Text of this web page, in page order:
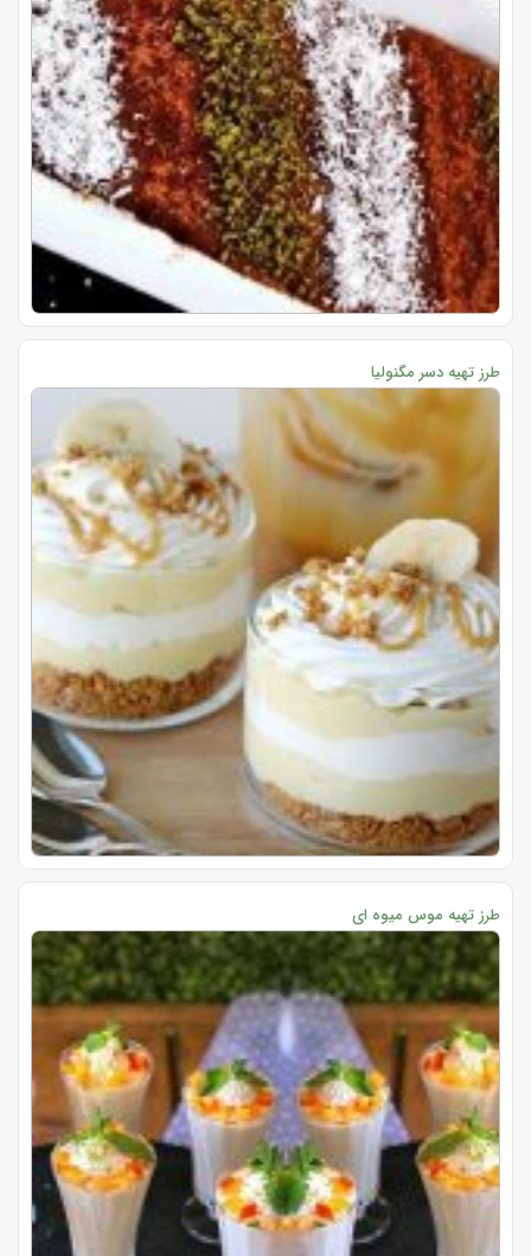
طرز تهیه دسر مگنولیا
طرز تهیه موس میوه ای